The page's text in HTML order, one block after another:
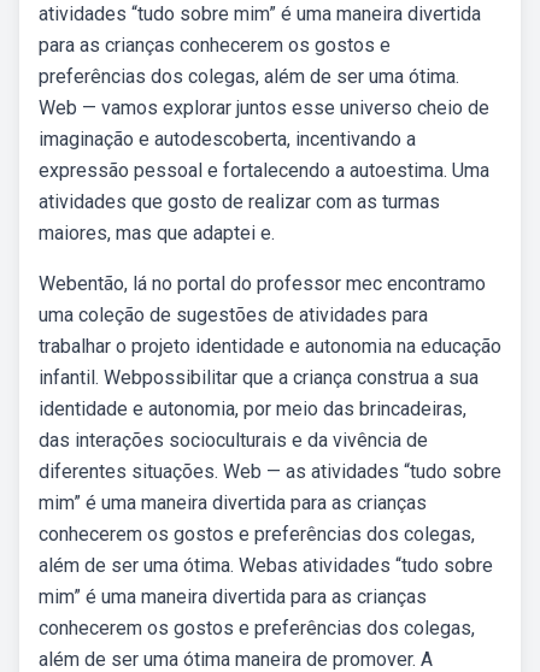
atividades “tudo sobre mim” é uma maneira divertida
para as crianças conhecerem os gostos e
preferências dos colegas, além de ser uma ótima.
Web — vamos explorar juntos esse universo cheio de
imaginação e autodescoberta, incentivando a
expressão pessoal e fortalecendo a autoestima. Uma
atividades que gosto de realizar com as turmas
maiores, mas que adaptei e.
Webentão, lá no portal do professor mec encontramo
uma coleção de sugestões de atividades para
trabalhar o projeto identidade e autonomia na educação
infantil. Webpossibilitar que a criança construa a sua
identidade e autonomia, por meio das brincadeiras,
das interações socioculturais e da vivência de
diferentes situações. Web — as atividades “tudo sobre
mim” é uma maneira divertida para as crianças
conhecerem os gostos e preferências dos colegas,
além de ser uma ótima. Webas atividades “tudo sobre
mim” é uma maneira divertida para as crianças
conhecerem os gostos e preferências dos colegas,
além de ser uma ótima maneira de promover. A